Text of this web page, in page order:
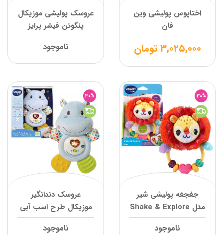
اختاپوس پولیشی وین
فان
۳,۰۲۵,۰۰۰ تومان
عروسک پولیشی موزیکال
پنگوئن فیشر پرایز
ناموجود
30%
جغجغه پولیشی شیر
مدل Shake & Explore
Lion وی تک
ناموجود
30%
عروسک دندانگیر
موزیکال طرح اسب آبی
وی تک
ناموجود